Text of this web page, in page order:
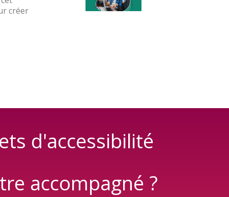
créer
d'accessibilité
accompagné ?